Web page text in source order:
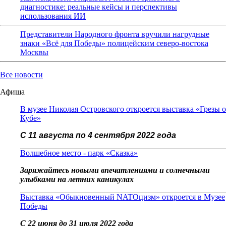
диагностике: реальные кейсы и перспективы
использования ИИ
Представители Народного фронта вручили нагрудные
знаки «Всё для Победы» полицейским северо-востока
Москвы
Все новости
Афиша
В музее Николая Островского откроется выставка «Грезы о
Кубе»
С 11 августа по 4 сентября 2022 года
Волшебное место - парк «Сказка»
Заряжайтесь новыми впечатлениями и солнечными
улыбками на летних каникулах
Выставка «Обыкновенный NATOцизм» откроется в Музее
Победы
С 22 июня до 31 июля 2022 года